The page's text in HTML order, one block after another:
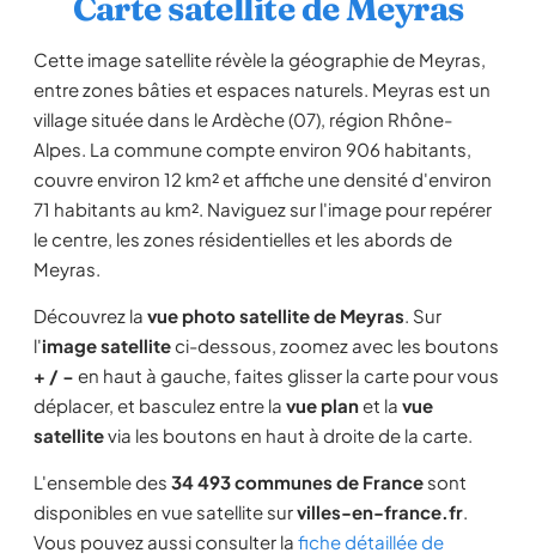
Carte satellite de Meyras
Cette image satellite révèle la géographie de Meyras,
entre zones bâties et espaces naturels. Meyras est un
village située dans le Ardèche (07), région Rhône-
Alpes. La commune compte environ 906 habitants,
couvre environ 12 km² et affiche une densité d'environ
71 habitants au km². Naviguez sur l'image pour repérer
le centre, les zones résidentielles et les abords de
Meyras.
Découvrez la vue photo satellite de Meyras. Sur
l'image satelliteci-dessous, zoomez avec les boutons
+ / − en haut à gauche, faites glisser la carte pour vous
déplacer, et basculez entre la vue planet la vue
satellitevia les boutons en haut à droite de la carte.
L'ensemble des 34 493 communes de France sont
disponibles en vue satellite survilles-en-france.fr.
Vous pouvez aussi consulter la fiche détaillée de